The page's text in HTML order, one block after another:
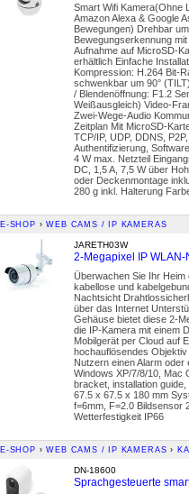
Smart Wifi Kamera(Ohne
Amazon Alexa & Google
Bewegungen) Drehbar
Bewegungserkennung
Aufnahme auf MicroSD-
erhältlich Einfache
Kompression: H.264 Bit-
schwenkbar um 90°
/ Blendenöffnung: F1.2
Weißausgleich) Video-
Zwei-Wege-Audio
Zeitplan Mit MicroSD-
TCP/IP, UDP, DDNS,
Authentifizierung,
4 W max. Netzteil
DC, 1,5 A, 7,5 W über
oder Deckenmontage
280 g inkl. Halterung
E-SHOP › WEB CAMS / IP KAMERAS
JARETH03W
2-Megapixel IP
Überwachen Sie Ihr
kabellose und
Nachtsicht
über das Internet
Gehäuse bietet diese 2-
die IP-Kamera mit einem
Mobilgerät per Cloud auf
hochauflösendes
Nutzern einen Alarm
Windows XP/7/8/10, Mac
bracket, installation
67.5 x 67.5 x 180 mm
f=6mm, F=2.0 Bildsensor
Wetterfestigkeit IP66
E-SHOP › WEB CAMS / IP KAMERAS ›
DN-18600
Sprachgesteuerte